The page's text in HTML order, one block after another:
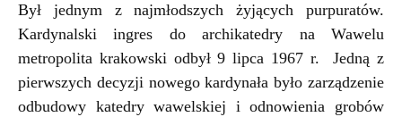
Był jednym z najmłodszych żyjących purpuratów.
Kardynalski ingres do archikatedry na Wawelu
metropolita krakowski odbył 9 lipca 1967 r. Jedną z
pierwszych decyzji nowego kardynała było zarządzenie
odbudowy katedry wawelskiej i odnowienia grobów